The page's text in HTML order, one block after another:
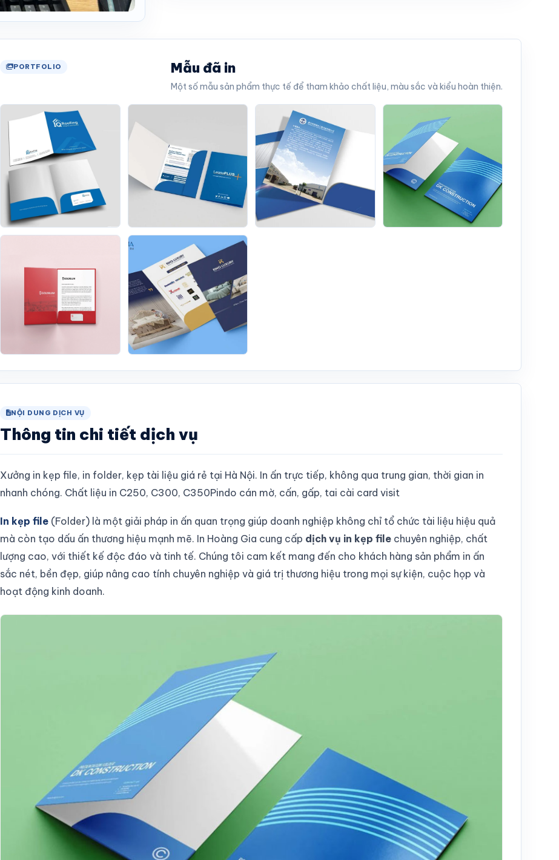
PORTFOLIO Mẫu đã in
Một số mẫu sản phẩm thực tế để tham khảo chất liệu, màu sắc và kiểu hoàn thiện.
NỘI DUNG DỊCH VỤ
Thông tin chi tiết dịch vụ
Xưởng in kẹp file, in folder, kẹp tài liệu giá rẻ tại Hà Nội. In ấn trực tiếp, không qua trung gian, thời gian in
nhanh chóng. Chất liệu in C250, C300, C350Pindo cán mờ, cấn, gấp, tai cài card visit
In kẹp file (Folder) là một giải pháp in ấn quan trọng giúp doanh nghiệp không chỉ tổ chức tài liệu hiệu quả
mà còn tạo dấu ấn thương hiệu mạnh mẽ. In Hoàng Gia cung cấp dịch vụ in kẹp file chuyên nghiệp, chất
lượng cao, với thiết kế độc đáo và tinh tế. Chúng tôi cam kết mang đến cho khách hàng sản phẩm in ấn
sắc nét, bền đẹp, giúp nâng cao tính chuyên nghiệp và giá trị thương hiệu trong mọi sự kiện, cuộc họp và
hoạt động kinh doanh.